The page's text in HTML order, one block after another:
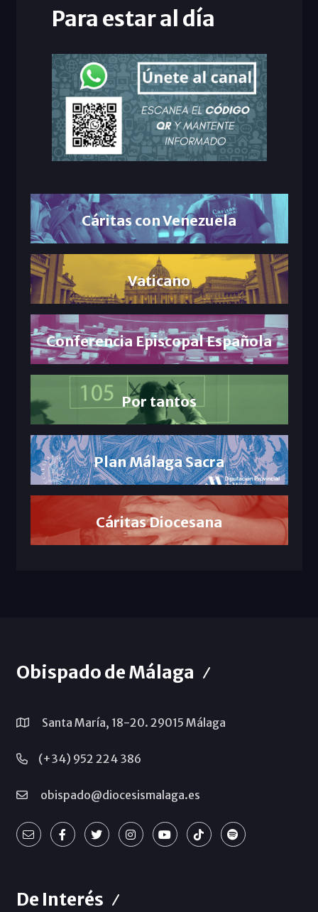
Para estar al día
Cáritas con Venezuela
Vaticano
Conferencia Episcopal Española
Por tantos
Plan Málaga Sacra
Cáritas Diocesana
Obispado de Málaga
Santa María, 18-20. 29015 Málaga
(+34) 952 224 386
obispado@diocesismalaga.es
De Interés